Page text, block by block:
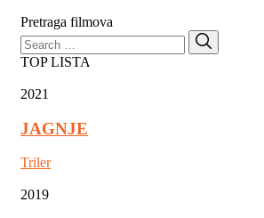
Pretraga filmova
Search
for:
TOP LISTA
2021
JAGNJE
Triler
2019